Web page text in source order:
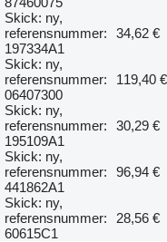
Skick: ny,
referensnummer:
197334A1
34,62 €
Skick: ny,
referensnummer:
06407300
119,40 €
Skick: ny,
referensnummer:
195109A1
30,29 €
Skick: ny,
referensnummer:
441862A1
96,94 €
Skick: ny,
referensnummer:
60615C1
28,56 €